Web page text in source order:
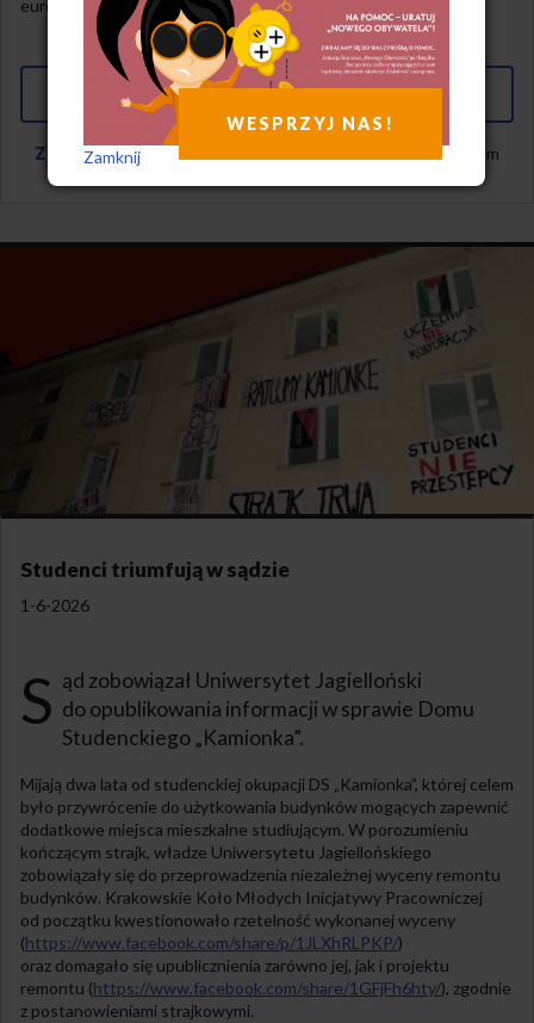
europejskim liderem pod względem skali zjawiska.
DZIAŁ Aktualności PODZIEL SIĘ ZE ZNAJOMYMI
Facebook Twitter
Zostań Prenumeratorem i miej dostęp do pełnego archiwum
Studenci triumfują w sądzie
1-6-2026
S ąd zobowiązał Uniwersytet Jagielloński
do opublikowania informacji w sprawie Domu
Studenckiego „Kamionka”.
Mijają dwa lata od studenckiej okupacji DS „Kamionka”, której celem
było przywrócenie do użytkowania budynków mogących zapewnić
dodatkowe miejsca mieszkalne studiującym. W porozumieniu
kończącym strajk, władze Uniwersytetu Jagiellońskiego
zobowiązały się do przeprowadzenia niezależnej wyceny remontu
budynków. Krakowskie Koło Młodych Inicjatywy Pracowniczej
od początku kwestionowało rzetelność wykonanej wyceny
(https://www.facebook.com/share/p/1JLXhRLPKP/)
oraz domagało się upublicznienia zarówno jej, jak i projektu
remontu (https://www.facebook.com/share/1GFjFh6hty/), zgodnie
z postanowieniami strajkowymi.
WESPRZYJ NAS!
Zamknij